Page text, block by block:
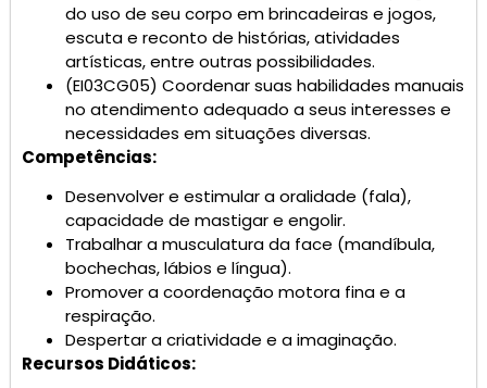
do uso de seu corpo em brincadeiras e jogos,
escuta e reconto de histórias, atividades
artísticas, entre outras possibilidades.
(EI03CG05) Coordenar suas habilidades manuais
no atendimento adequado a seus interesses e
necessidades em situações diversas.
Competências:
Desenvolver e estimular a oralidade (fala),
capacidade de mastigar e engolir.
Trabalhar a musculatura da face (mandíbula,
bochechas, lábios e língua).
Promover a coordenação motora fina e a
respiração.
Despertar a criatividade e a imaginação.
Recursos Didáticos: